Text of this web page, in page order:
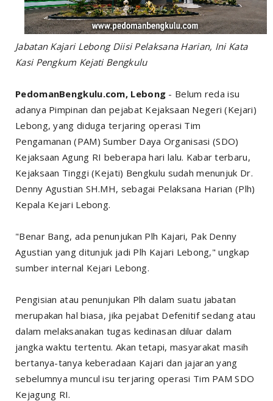
Jabatan Kajari Lebong Diisi Pelaksana Harian, Ini Kata
Kasi Pengkum Kejati Bengkulu
PedomanBengkulu.com, Lebong - Belum reda isu
adanya Pimpinan dan pejabat Kejaksaan Negeri (Kejari)
Lebong, yang diduga terjaring operasi Tim
Pengamanan (PAM) Sumber Daya Organisasi (SDO)
Kejaksaan Agung RI beberapa hari lalu. Kabar terbaru,
Kejaksaan Tinggi (Kejati) Bengkulu sudah menunjuk Dr.
Denny Agustian SH.MH, sebagai Pelaksana Harian (Plh)
Kepala Kejari Lebong.
"Benar Bang, ada penunjukan Plh Kajari, Pak Denny
Agustian yang ditunjuk jadi Plh Kajari Lebong," ungkap
sumber internal Kejari Lebong.
Pengisian atau penunjukan Plh dalam suatu jabatan
merupakan hal biasa, jika pejabat Defenitif sedang atau
dalam melaksanakan tugas kedinasan diluar dalam
jangka waktu tertentu. Akan tetapi, masyarakat masih
bertanya-tanya keberadaan Kajari dan jajaran yang
sebelumnya muncul isu terjaring operasi Tim PAM SDO
Kejagung RI.